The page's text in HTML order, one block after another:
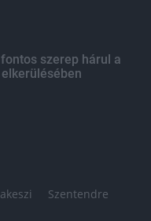
szerep hárul a
Szentendre